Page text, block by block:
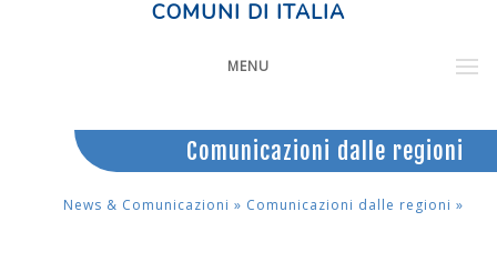
COMUNI DI ITALIA
MENU
Comunicazioni dalle regioni
News & Comunicazioni » Comunicazioni dalle regioni »